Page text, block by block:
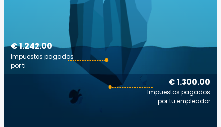
€ 1.300.00
Impuestos pagados
por tu empleador
€ 1.242.00
Impuestos pagados
por ti